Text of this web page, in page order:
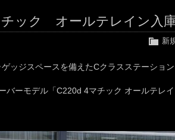
ック オールテレイン入
新
ッジスペースを備えたCクラスステーション
ーモデル「C220d 4マチック オールテレイ